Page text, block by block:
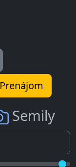
Prenájom
Semily